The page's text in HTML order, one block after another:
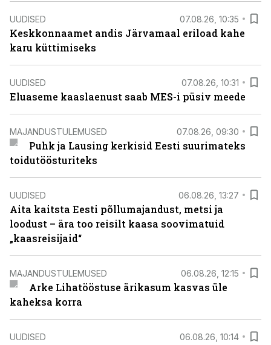
UUDISED 07.08.26, 10:35
Keskkonnaamet andis Järvamaal eriload kahe
karu küttimiseks
UUDISED 07.08.26, 10:31
Eluaseme kaaslaenust saab MES-i püsiv meede
MAJANDUSTULEMUSED 07.08.26, 09:30
Puhk ja Lausing kerkisid Eesti suurimateks
toidutöösturiteks
UUDISED 06.08.26, 13:27
Aita kaitsta Eesti põllumajandust, metsi ja
loodust – ära too reisilt kaasa soovimatuid
„kaasreisijaid“
MAJANDUSTULEMUSED 06.08.26, 12:15
Arke Lihatööstuse ärikasum kasvas üle
kaheksa korra
UUDISED 06.08.26, 10:14